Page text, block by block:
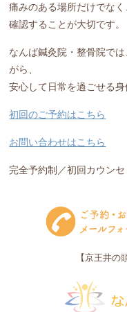
痛みのある場所だけでな
確認することが大切です。
なんば鍼灸院・整骨院で
がら、
安心して日常を過ごせる身
初回のご予約はこちら
お問い合わせはこちら
完全予約制／初回カウン
【京王井の